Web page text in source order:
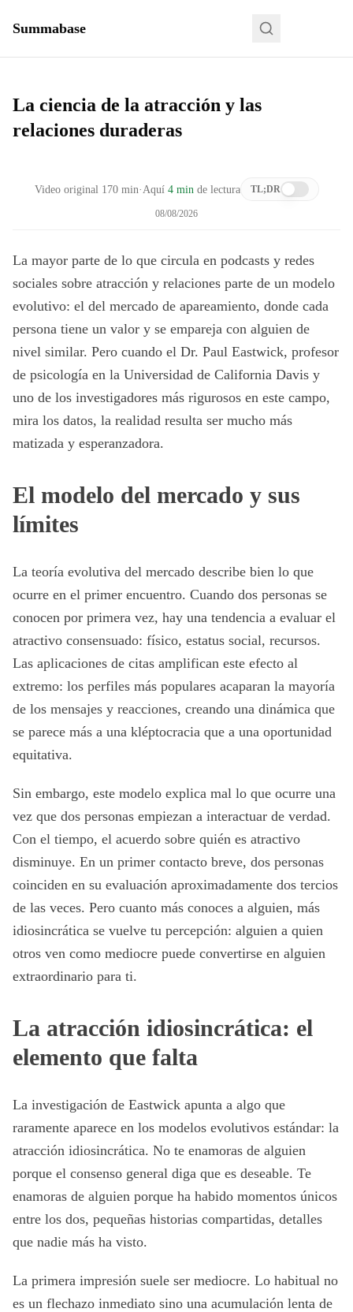
Summabase
La ciencia de la atracción y las
relaciones duraderas
Video original 170min· Aquí 4 min de lectura TL;DR
08/08/2026
La mayor parte de lo que circula en podcasts y redes
sociales sobre atracción y relaciones parte de un modelo
evolutivo: el del mercado de apareamiento, donde cada
persona tiene un valor y se empareja con alguien de
nivel similar. Pero cuando el Dr. Paul Eastwick, profesor
de psicología en la Universidad de California Davis y
uno de los investigadores más rigurosos en este campo,
mira los datos, la realidad resulta ser mucho más
matizada y esperanzadora.
El modelo del mercado y sus
límites
La teoría evolutiva del mercado describe bien lo que
ocurre en el primer encuentro. Cuando dos personas se
conocen por primera vez, hay una tendencia a evaluar el
atractivo consensuado: físico, estatus social, recursos.
Las aplicaciones de citas amplifican este efecto al
extremo: los perfiles más populares acaparan la mayoría
de los mensajes y reacciones, creando una dinámica que
se parece más a una kléptocracia que a una oportunidad
equitativa.
Sin embargo, este modelo explica mal lo que ocurre una
vez que dos personas empiezan a interactuar de verdad.
Con el tiempo, el acuerdo sobre quién es atractivo
disminuye. En un primer contacto breve, dos personas
coinciden en su evaluación aproximadamente dos tercios
de las veces. Pero cuanto más conoces a alguien, más
idiosincrática se vuelve tu percepción: alguien a quien
otros ven como mediocre puede convertirse en alguien
extraordinario para ti.
La atracción idiosincrática: el
elemento que falta
La investigación de Eastwick apunta a algo que
raramente aparece en los modelos evolutivos estándar: la
atracción idiosincrática. No te enamoras de alguien
porque el consenso general diga que es deseable. Te
enamoras de alguien porque ha habido momentos únicos
entre los dos, pequeñas historias compartidas, detalles
que nadie más ha visto.
La primera impresión suele ser mediocre. Lo habitual no
es un flechazo inmediato sino una acumulación lenta de